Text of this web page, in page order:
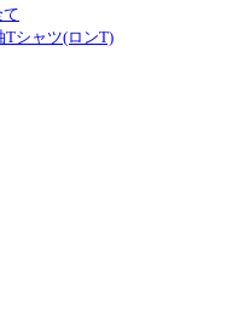
Tシャツ(ロンT)